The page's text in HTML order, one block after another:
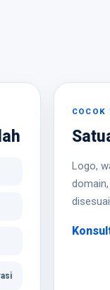
COCOK
Logo,